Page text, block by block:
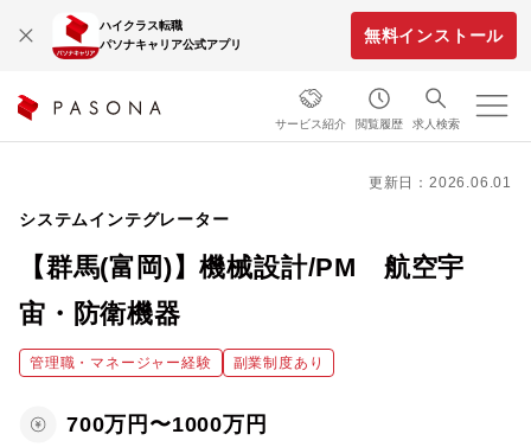
ハイクラス転職
パソナキャリア公式アプリ
無料インストール
サービス紹介 閲覧履歴 求人検索
更新日：2026.06.01
システムインテグレーター
【群馬(富岡)】機械設計/PM 航空宇
宙・防衛機器
管理職・マネージャー経験 副業制度あり
700万円〜1000万円